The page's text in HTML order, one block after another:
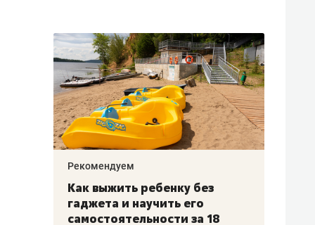
Рекомендуем
Как выжить ребенку без
гаджета и научить его
самостоятельности за 18